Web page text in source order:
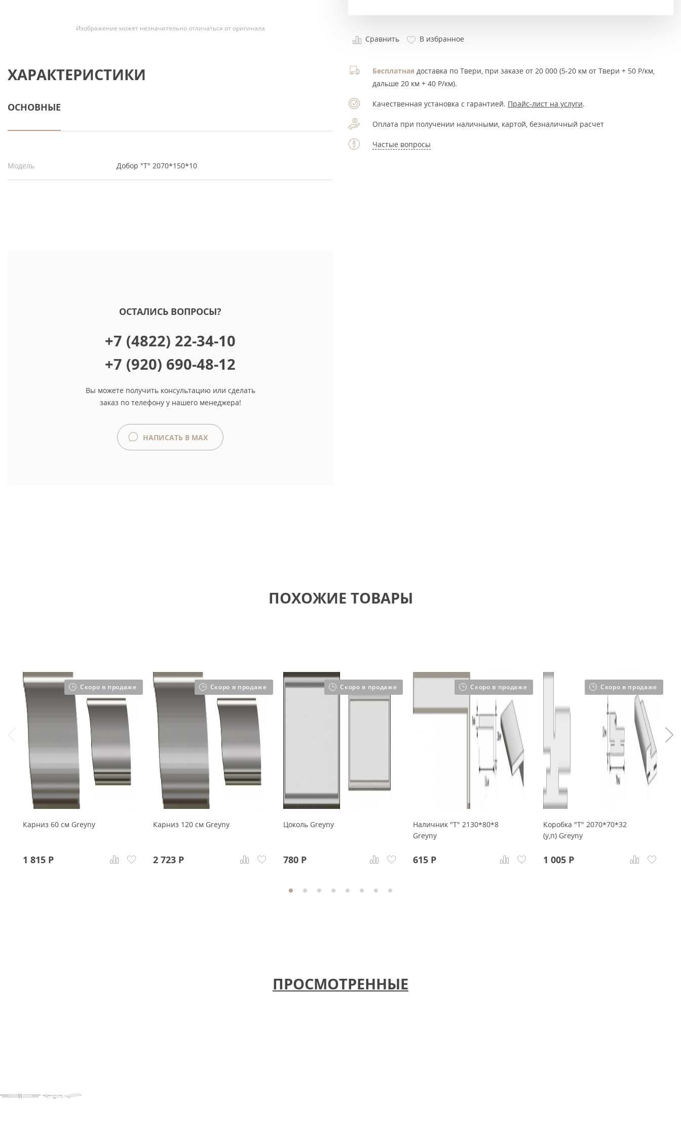
Изображение может незначительно отличаться от оригинала
ХАРАКТЕРИСТИКИ
ОСНОВНЫЕ
Модель Добор "Т" 2070*150*10
ОСТАЛИСЬ ВОПРОСЫ?
+7 (4822) 22-34-10
+7 (920) 690-48-12
Вы можете получить консультацию или сделать
заказ по телефону у нашего менеджера!
НАПИСАТЬ В MAX
Сравнить В избранное
Бесплатная доставка по Твери, при заказе от 20 000 (5-20 км от Твери + 50 Р/км,
дальше 20 км + 40 Р/км).
Качественная установка с гарантией. Прайс-лист на услуги.
Оплата при получении наличными, картой, безналичный расчет
Частые вопросы
ПОХОЖИЕ ТОВАРЫ
Скоро в продаже
Карниз 60 см Greyny
1 815 Р
Скоро в продаже
Карниз 120 см Greyny
2 723Р
Скоро в продаже
Цоколь Greyny
780Р
Скоро в продаже
Наличник "Т" 2130*80*8
Greyny
615 Р
Скоро в продаже
Коробка "Т" 2070*70*32
(у,п) Greyny
1 005 Р
ПРОСМОТРЕННЫЕ